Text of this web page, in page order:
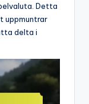
Detta
uppmuntrar
delta i